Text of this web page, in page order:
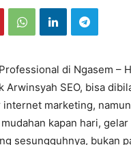
di Ngasem –
Arwinsyah SEO, bisa
internet marketing,
kapan hari,
sesungguhnya, bukan